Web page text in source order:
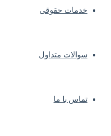
خدمات حقوقی
سوالات متداول
تماس با ما